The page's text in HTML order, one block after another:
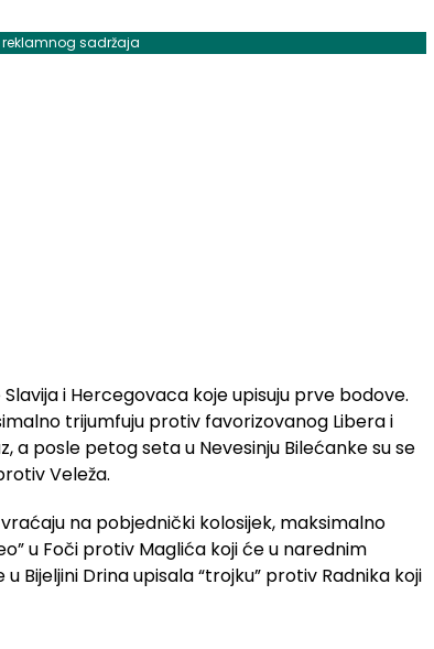
reklamnog sadržaja
i Hercegovaca koje upisuju prve bodove.
trijumfuju protiv favorizovanog Libera i
posle petog seta u Nevesinju Bilećanke su se
Veleža.
na pobjednički kolosijek, maksimalno
u Foči protiv Maglića koji će u narednim
Bijeljini Drina upisala “trojku” protiv Radnika koji